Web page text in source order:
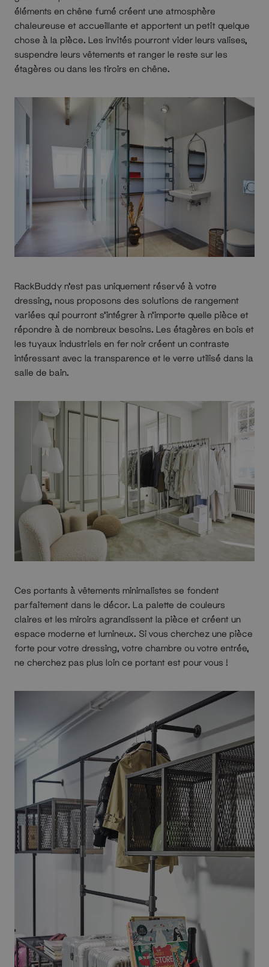
éléments en chêne fumé créent une atmosphère
chaleureuse et accueillante et apportent un petit quelque
chose à la pièce. Les invités pourront vider leurs valises,
suspendre leurs vêtements et ranger le reste sur les
étagères ou dans les tiroirs en chêne.
RackBuddy n'est pas uniquement réservé à votre
dressing, nous proposons des solutions de rangement
variées qui pourront s'intégrer à n'importe quelle pièce et
répondre à de nombreux besoins. Les étagères en bois et
les tuyaux industriels en fer noir créent un contraste
intéressant avec la transparence et le verre utilisé dans la
salle de bain.
Ces portants à vêtements minimalistes se fondent
parfaitement dans le décor. La palette de couleurs
claires et les miroirs agrandissent la pièce et créent un
espace moderne et lumineux. Si vous cherchez une pièce
forte pour votre dressing, votre chambre ou votre entrée,
ne cherchez pas plus loin ce portant est pour vous !